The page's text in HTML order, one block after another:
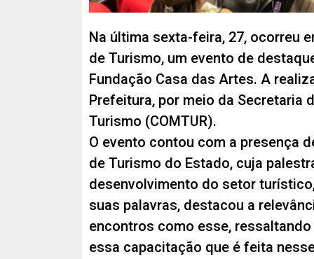
Na última sexta-feira, 27, ocorreu
de Turismo, um evento de
Fundação Casa das Artes. A
Prefeitura, por meio da Secretaria
Turismo (COMTUR).
O evento contou com a presença
de Turismo do Estado, cuja
desenvolvimento do setor
suas palavras, destacou a
encontros como esse,
essa capacitação que é feita